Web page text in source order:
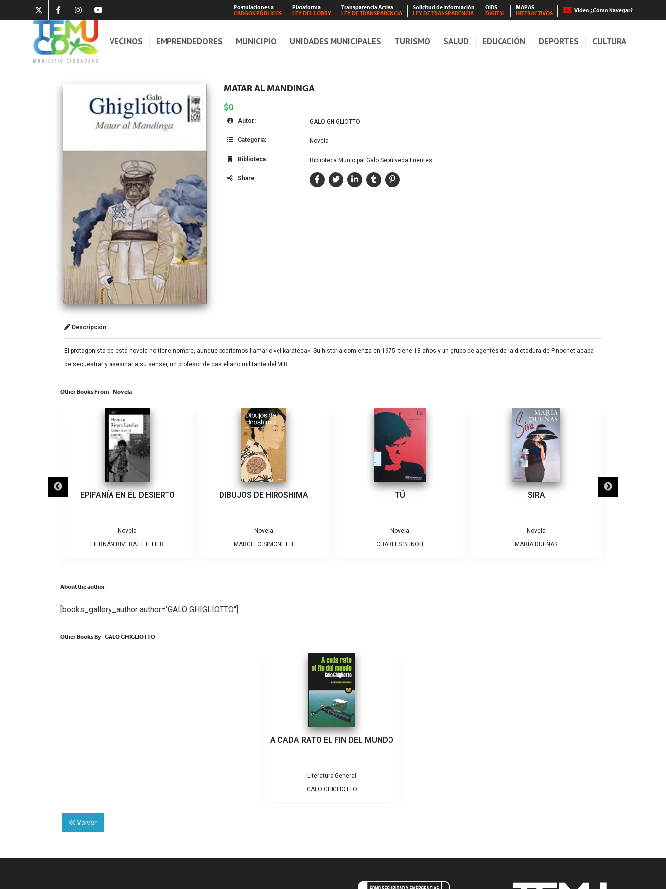
Postulaciones a
CARGOS PÚBLICOS
Plataforma
LEY DEL LOBBY
Transparencia Activa
LEY DE TRANSPARENCIA
Solicitud de Información
LEY DE TRANSPARENCIA
OIRS
DIGITAL
MAPAS
INTERACTIVOS
Video ¿Cómo Navegar?
VECINOS EMPRENDEDORES MUNICIPIO UNIDADES MUNICIPALES TURISMO SALUD EDUCACIÓN DEPORTES CULTURA
MATAR AL MANDINGA
$0
Autor: GALO GHIGLIOTTO
Categoría: Novela
Biblioteca: Biblioteca Municipal Galo Sepúlveda Fuentes
Share:
Descripción:
El protagonista de esta novela no tiene nombre, aunque podríamos llamarlo «el karateca». Su historia comienza en 1975: tiene 18 años y un grupo de agentes de la dictadura de Pinochet acaba
de secuestrar y asesinar a su sensei, un profesor de castellano militante del MIR.
Other Books From - Novela
EPIFANÍA EN EL DESIERTO
Novela
HERNÁN RIVERA LETELIER
DIBUJOS DE HIROSHIMA
Novela
MARCELO SIMONETTI
TÚ
Novela
CHARLES BENOIT
SIRA
Novela
MARÍA DUEÑAS
About the author
[books_gallery_author author="GALO GHIGLIOTTO"]
Other Books By - GALO GHIGLIOTTO
A CADA RATO EL FIN DEL MUNDO
Literatura General
GALO GHIGLIOTTO
Volver